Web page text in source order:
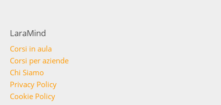
LaraMind
Corsi in aula
Corsi per aziende
Chi Siamo
Privacy Policy
Cookie Policy